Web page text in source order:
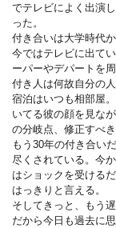
でテレビによく出演
った。
付き合いは大学時代か
今ではテレビに出て
ーパーやデパートを
付き人は何故自分の
宿泊はいつも相部屋
いてる彼の顔を見な
の分岐点、修正すべ
もう30年の付き合い
尽くされている。今
はショックを受ける
はっきりと言える。
そしてきっと、もう遅
だから今日も過去に